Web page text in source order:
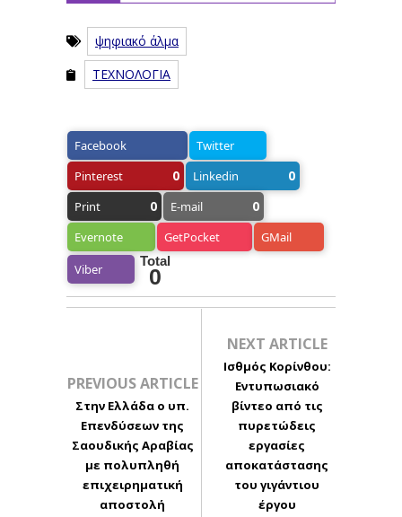
ψηφιακό άλμα
ΤΕΧΝΟΛΟΓΙΑ
Facebook
Twitter
Pinterest
0 Linkedin 0
Print 0 E-mail 0
Evernote GetPocket GMail
Viber
Total
0
PREVIOUS ARTICLE
Στην Ελλάδα ο υπ.
Επενδύσεων της
Σαουδικής Αραβίας
με πολυπληθή
επιχειρηματική
αποστολή
NEXT ARTICLE
Ισθμός Κορίνθου:
Εντυπωσιακό
βίντεο από τις
πυρετώδεις
εργασίες
αποκατάστασης
του γιγάντιου
έργου